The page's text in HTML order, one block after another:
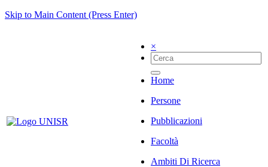
Skip to Main Content (Press Enter)
×
Home
Persone
Pubblicazioni
Facoltà
Ambiti Di Ricerca